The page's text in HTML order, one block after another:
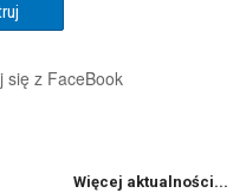
się z FaceBook
Więcej aktualności...